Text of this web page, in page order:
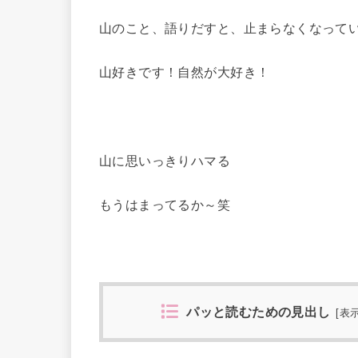
山のこと、語りだすと、止まらなくなって
山好きです！自然が大好き！
山に思いっきりハマる
もうはまってるか～笑
パッと読むための見出し 表